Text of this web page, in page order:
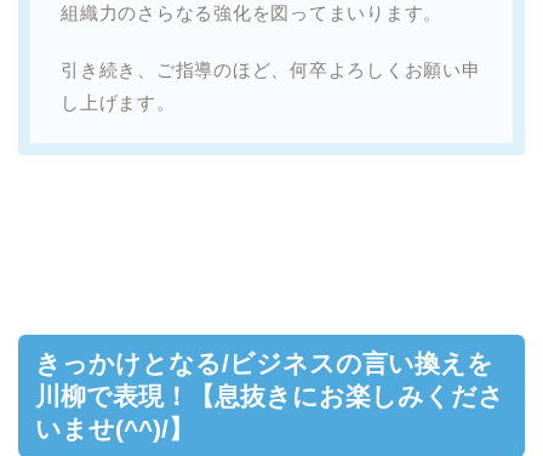
組織力のさらなる強化を図ってまいります。
引き続き、ご指導のほど、何卒よろしくお願い申
し上げます。
きっかけとなる/ビジネスの言い換えを
川柳で表現！【息抜きにお楽しみくださ
いませ(^^)/】